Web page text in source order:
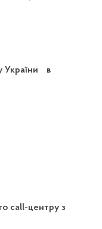
України в
call-центру з